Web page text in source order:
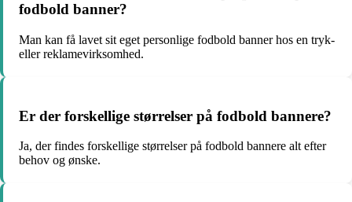
fodbold banner?
Man kan få lavet sit eget personlige fodbold banner hos en tryk-
eller reklamevirksomhed.
Er der forskellige størrelser på fodbold bannere?
Ja, der findes forskellige størrelser på fodbold bannere alt efter
behov og ønske.